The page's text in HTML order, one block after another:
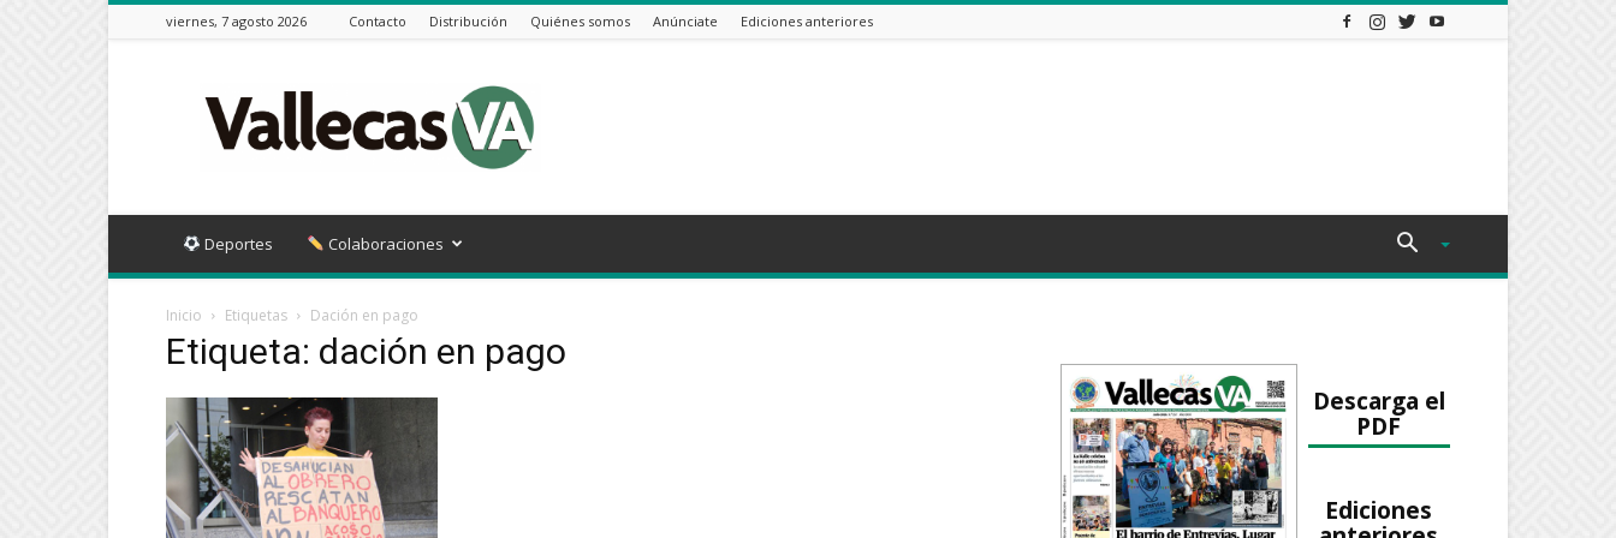
viernes, 7 agosto 2026 Contacto Distribución Quiénes somos Anúnciate Ediciones anteriores
VA
Deportes Colaboraciones
Inicio Etiquetas Dación en pago
Etiqueta: dación en pago
Descarga el
PDF
Ediciones